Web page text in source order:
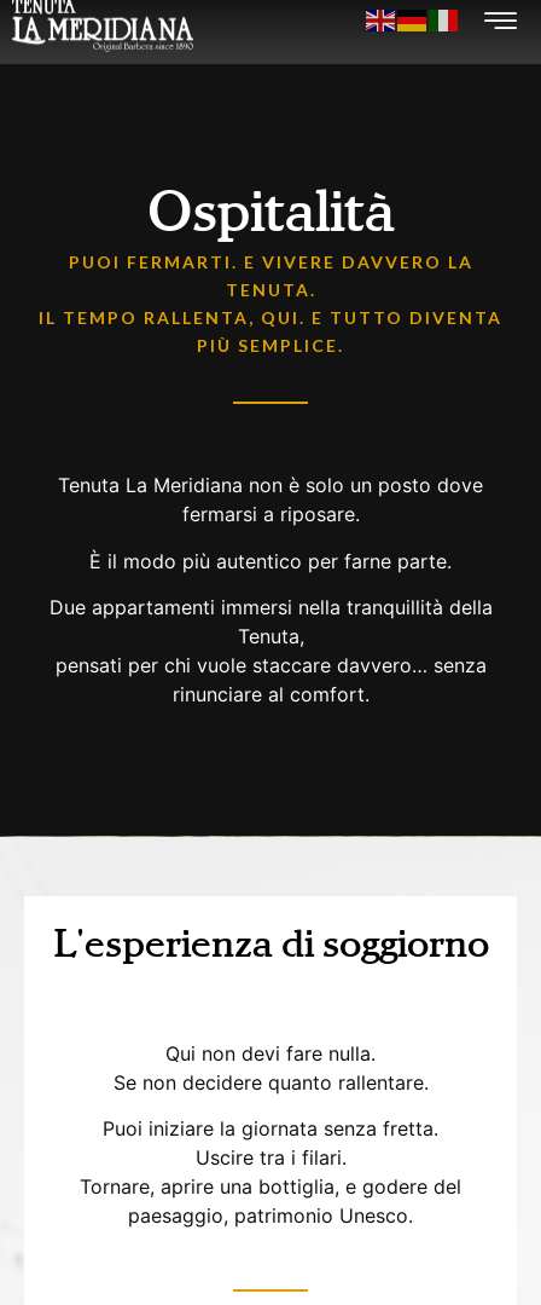
Ospitalità
PUOI FERMARTI. E VIVERE DAVVERO LA
TENUTA.
IL TEMPO RALLENTA, QUI. E TUTTO DIVENTA
PIÙ SEMPLICE.
Tenuta La Meridiana non è solo un posto dove
fermarsi a riposare.
È il modo più autentico per farne parte.
Due appartamenti immersi nella tranquillità della
Tenuta,
pensati per chi vuole staccare davvero… senza
rinunciare al comfort.
L'esperienza di soggiorno
Qui non devi fare nulla.
Se non decidere quanto rallentare.
Puoi iniziare la giornata senza fretta.
Uscire tra i filari.
Tornare, aprire una bottiglia, e godere del
paesaggio, patrimonio Unesco.